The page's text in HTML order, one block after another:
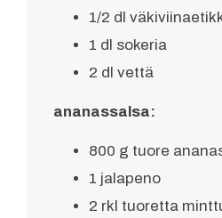
1/2 dl
1 dl sokeria
2 dl vettä
ananassalsa:
800 g tuore
1 jalapeno
2 rkl tuoretta